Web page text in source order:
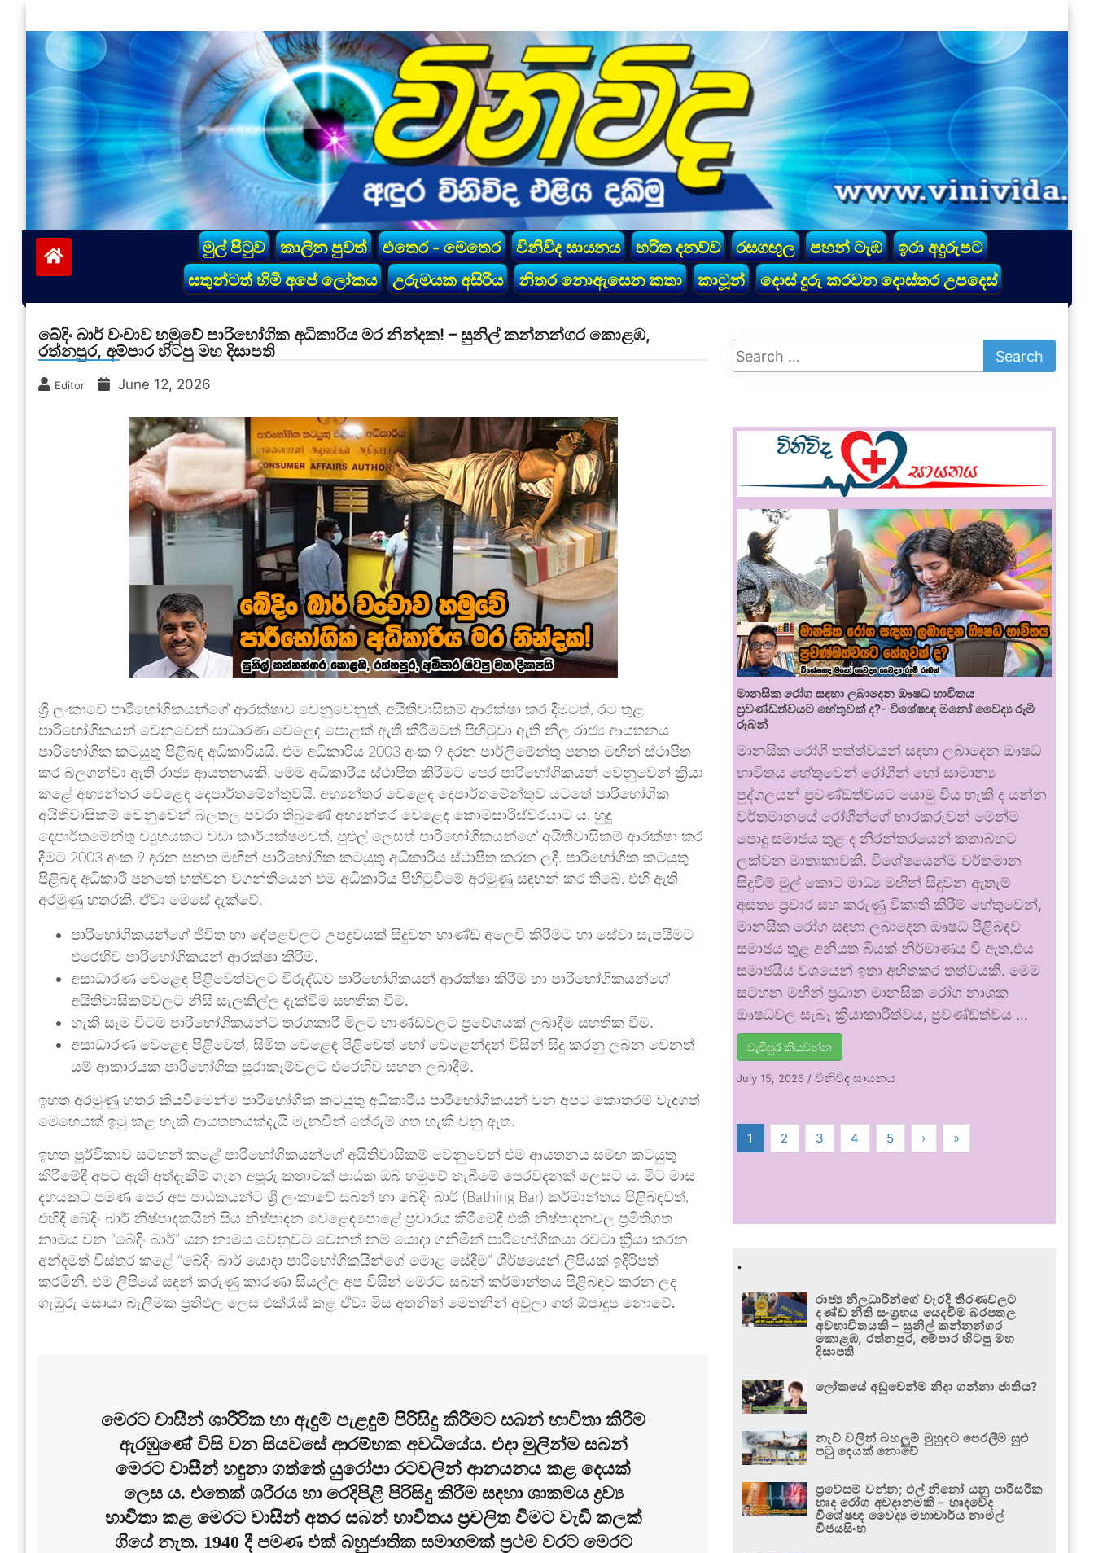
to
content
vinivida.lk
මුල් පිටුව කාලීන පුවත් එතෙර - මෙතෙර විනිවිද සායනය හරිත දනව්ව රසගඟුල පහන් ටැඹ
ඉරා අදුරුපට
සතුන්ටත් හිමි අපේ ලෝකය
උරුමයක අසිරිය නිතර නොඇසෙන කතා කාටූන් දොස් දුරු කරවන දොස්තර උපදෙස්
බේදිං බාර් වංචාව හමුවේ පාරිභෝගික අධිකාරිය මර නින්දක! – සුනිල් කන්නන්ගර කොළඹ,
රත්නපුර, අම්පාර හිටපු මහ දිසාපති
Editor June 12, 2026
ශ්‍රී ලංකාවේ පාරිභෝගිකයන්ගේ ආරක්ෂාව වෙනුවෙනුත්, අයිතිවාසිකම් ආරක්ෂා කර දීමටත්, රට තුළ
පාරිභෝගිකයන් වෙනුවෙන් සාධාරණ වෙළෙඳ පොළක් ඇති කිරීමටත් පිහිටුවා ඇති නිල රාජ්‍ය ආයතනය
පාරිභෝගික කටයුතු පිළිබඳ අධිකාරියයි. එම අධිකාරිය 2003 අංක 9 දරන පාර්ලිමේන්තු පනත මඟින් ස්ථාපිත
කර බලගන්වා ඇති රාජ්‍ය ආයතනයකි. මෙම අධිකාරිය ස්ථාපිත කිරීමට පෙර පාරිභෝගිකයන් වෙනුවෙන් ක්‍රියා
කළේ අභ්‍යන්තර වෙළෙඳ දෙපාර්තමේන්තුවයි. අභ්‍යන්තර වෙළෙඳ දෙපාර්තමේන්තුව යටතේ පාරිභෝගික
අයිතිවාසිකම් වෙනුවෙන් බලතල පවරා තිබුණේ අභ්‍යන්තර වෙළෙඳ කොමසාරිස්වරයාට ය. හුදු
දෙපාර්තමේන්තු ව්‍යුහයකට වඩා කාර්යක්ෂමවත්, පුළුල් ලෙසත් පාරිභෝගිකයන්ගේ අයිතිවාසිකම් ආරක්ෂා කර
දීමට 2003 අංක 9 දරන පනත මඟින් පාරිභෝගික කටයුතු අධිකාරිය ස්ථාපිත කරන ලදී. පාරිභෝගික කටයුතු
පිළිබඳ අධිකාරී පනතේ හත්වන වගන්තියෙන් එම අධිකාරිය පිහිටුවීමේ අරමුණු සඳහන් කර තිබේ. එහි ඇති
අරමුණු හතරකි. ඒවා මෙසේ දැක්වේ.
පාරිභෝගිකයන්ගේ ජීවිත හා දේපළවලට උපද්‍රවයක් සිදුවන භාණ්ඩ අලෙවි කිරීමට හා සේවා සැපයීමට
එරෙහිව පාරිභෝගිකයන් ආරක්ෂා කිරීම.
අසාධාරණ වෙළෙඳ පිළිවෙත්වලට විරුද්ධව පාරිභෝගිකයන් ආරක්ෂා කිරීම හා පාරිභෝගිකයන්ගේ
අයිතිවාසිකම්වලට නිසි සැලකිල්ල දැක්වීම සහතික වීම.
හැකි සෑම විටම පාරිභෝගිකයන්ට තරගකාරී මිලට භාණ්ඩවලට ප්‍රවේශයක් ලබාදීම සහතික වීම.
අසාධාරණ වෙළෙඳ පිළිවෙත්, සීමිත වෙළෙඳ පිළිවෙත් හෝ වෙළෙන්දන් විසින් සිදු කරනු ලබන වෙනත්
යම් ආකාරයක පාරිභෝගික සූරාකෑම්වලට එරෙහිව සහන ලබාදීම.
ඉහත අරමුණු හතර කියවීමෙන්ම පාරිභෝගික කටයුතු අධිකාරිය පාරිභෝගිකයන් වන අපට කොතරම් වැදගත්
මෙහෙයක් ඉටු කළ හැකි ආයතනයක්දැයි මැනවින් තේරුම් ගත හැකි වනු ඇත.
ඉහත පූර්විකාව සටහන් කළේ පාරිභෝගිකයන්ගේ අයිතිවාසිකම් වෙනුවෙන් එම ආයතනය සමඟ කටයුතු
කිරීමේදී අපට ඇති අත්දැකීම් ගැන අපූරු කතාවක් පාඨක ඔබ හමුවේ තැබීමේ පෙරවදනක් ලෙසට ය. මීට මාස
දහයකට පමණ පෙර අප පාඨකයන්ට ශ්‍රී ලංකාවේ සබන් හා බේදිං බාර් (Bathing Bar) කර්මාන්තය පිළිබඳවත්,
එහිදී බේදිං බාර් නිෂ්පාදකයින් සිය නිෂ්පාදන වෙළෙඳපොළේ ප්‍රචාරය කිරීමේදී එකී නිෂ්පාදනවල ප්‍රමිතිගත
නාමය වන “බේදිං බාර්” යන නාමය වෙනුවට වෙනත් නම් යොදා ගනිමින් පාරිභෝගිකයා රවටා ක්‍රියා කරන
අන්දමත් විස්තර කළේ “බේදිං බාර් යොදා පාරිභෝගිකයින්ගේ මොළ සේදීම” ශීර්ෂයෙන් ලිපියක් ඉදිරිපත්
කරමිනි. එම ලිපියේ සඳන් කරුණු කාරණා සියල්ල අප විසින් මෙරට සබන් කර්මාන්තය පිළිබඳව කරන ලද
ගැඹුරු සොයා බැලීමක ප්‍රතිඵල ලෙස එක්රැස් කළ ඒවා මිස අතනින් මෙතනින් අවුලා ගත් ඕපාදූප නොවේ.
මෙරට වාසීන් ශාරීරික හා ඇඳුම් පැළඳුම් පිරිසිදු කිරීමට සබන් භාවිතා කිරීම
ඇරඹුණේ විසි වන සියවසේ ආරම්භක අවධියේය. එදා මුලින්ම සබන්
මෙරට වාසීන් හඳුනා ගත්තේ යුරෝපා රටවලින් ආනයනය කළ දෙයක්
ලෙස ය. එතෙක් ශරීරය හා රෙදිපිළි පිරිසිදු කිරීම සඳහා ශාකමය ද්‍රව්‍ය
භාවිතා කළ මෙරට වාසීන් අතර සබන් භාවිතය ප්‍රචලිත වීමට වැඩි කලක්
ගියේ නැත. 1940 දී පමණ එක් බහුජාතික සමාගමක් ප්‍රථම වරට මෙරට
මානසික රෝග සඳහා ලබාදෙන ඖෂධ භාවිතය
ප්‍රචණ්ඩත්වයට හේතුවක් ද?- විශේෂඥ මනෝ වෛද්‍ය රූමි
රූබන්
මානසික රෝගී තත්ත්වයන් සඳහා ලබාදෙන ඖෂධ
භාවිතය හේතුවෙන් රෝගීන් හෝ සාමාන්‍ය
පුද්ගලයන් ප්‍රචණ්ඩත්වයට යොමු විය හැකි ද යන්න
වර්තමානයේ රෝගීන්ගේ භාරකරුවන් මෙන්ම
පොදු සමාජය තුළ ද නිරන්තරයෙන් කතාබහට
ලක්වන මාතෘකාවකි. විශේෂයෙන්ම වර්තමාන
සිදුවීම් මුල් කොට මාධ්‍ය මඟින් සිදුවන ඇතැම්
අසත්‍ය ප්‍රචාර සහ කරුණු විකෘති කිරීම් හේතුවෙන්,
මානසික රෝග සඳහා ලබාදෙන ඖෂධ පිළිබඳව
සමාජය තුළ අනියත බියක් නිර්මාණය වී ඇත.එය
සමාජයීය වශයෙන් ඉතා අහිතකර තත්වයකි. මෙම
සටහන මඟින් ප්‍රධාන මානසික රෝග නාශක
ඖෂධවල සැබෑ ක්‍රියාකාරීත්වය, ප්‍රචණ්ඩත්වය …
වැඩිපුර කියවන්න
July 15, 2026 /විනිවිද සායනය
1 2 3 4 5 › »
.
රාජ්‍ය නිලධාරීන්ගේ වැරදි තීරණවලට
දණ්ඩ නීති සංග්‍රහය යෙදවීම බරපතල
අවභාවිතයකි – සුනිල් කන්නන්ගර
කොළඹ, රත්නපුර, අම්පාර හිටපු මහ
දිසාපති
ලෝකයේ අඩුවෙන්ම නිදා ගන්නා ජාතිය?
නැව් වලින් බහලුම් මුහුදට පෙරලීම සුළු
පටු දෙයක් නොවේ
ප්‍රවේසම් වන්න; එල් නිනෝ යනු පාරිසරික
හෘද රෝග අවදානමකි – හෘදවේද
විශේෂඥ වෛද්‍ය මහාචාර්ය නාමල්
විජයසිංහ